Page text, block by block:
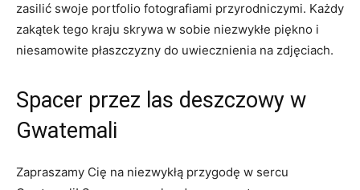
zasilić swoje portfolio ⁣fotografiami ⁤przyrodniczymi. ⁤Każdy
zakątek tego kraju​ skrywa ‌w sobie⁢ niezwykłe piękno i
niesamowite płaszczyzny do uwiecznienia na zdjęciach.
Spacer przez las ⁢deszczowy w
‍Gwatemali
Zapraszamy Cię na niezwykłą przygodę w sercu‌